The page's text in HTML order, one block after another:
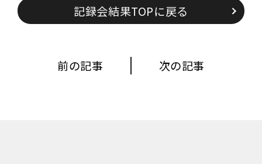
記録会結果TOPに戻る
前の記事 次の記事